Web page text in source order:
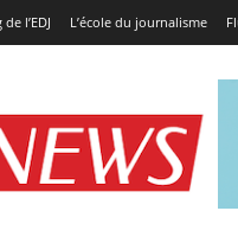
l’EDJ L’école du journalisme